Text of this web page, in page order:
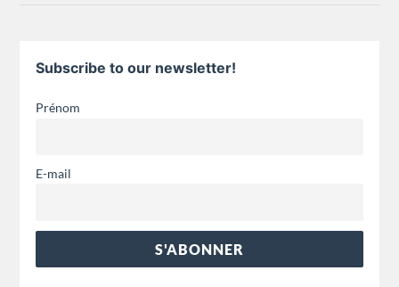
Subscribe to our newsletter!
Prénom
E-mail